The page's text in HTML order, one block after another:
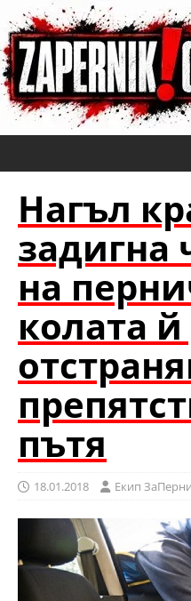
Нагъл
задигна
на
колата
пътя
18.01.2018 Eкип